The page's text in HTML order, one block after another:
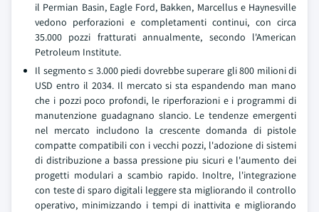
il Permian Basin, Eagle Ford, Bakken, Marcellus e Haynesville
vedono perforazioni e completamenti continui, con circa
35.000 pozzi fratturati annualmente, secondo l'American
Petroleum Institute.
Il segmento ≤ 3.000 piedi dovrebbe superare gli 800 milioni di
USD entro il 2034. Il mercato si sta espandendo man mano
che i pozzi poco profondi, le riperforazioni e i programmi di
manutenzione guadagnano slancio. Le tendenze emergenti
nel mercato includono la crescente domanda di pistole
compatte compatibili con i vecchi pozzi, l'adozione di sistemi
di distribuzione a bassa pressione piu sicuri e l'aumento dei
progetti modulari a scambio rapido. Inoltre, l'integrazione
con teste di sparo digitali leggere sta migliorando il controllo
operativo, minimizzando i tempi di inattivita e migliorando